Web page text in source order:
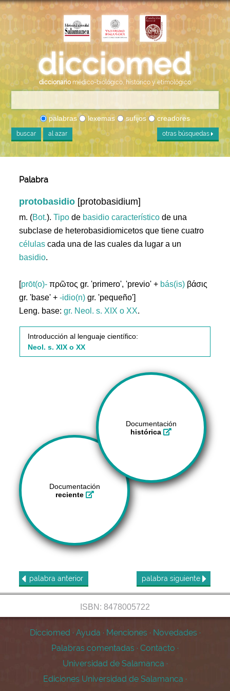
diccionario médico-biológico, histórico y etimológico
palabras lexemas sufijos creadores
buscar al azar otras búsquedas
Palabra
protobasidio [protobasidium]
m. (Bot.).Tipo de basidio característico de una
subclase de heterobasidiomicetos que tiene cuatro
células cada una de las cuales da lugar a un
basidio.
[prōt(o)- πρῶτος gr. 'primero', 'previo' + bás(is) βάσις
gr. 'base' +-idio(n) gr. 'pequeño']
Leng. base:gr. Neol. s. XIX o XX.
Introducción al lenguaje científico:
Neol. s. XIX o XX
Documentación
histórica
Documentación
reciente
palabra anterior palabra siguiente
ISBN: 8478005722
Dicciomed · Ayuda · Menciones · Novedades ·
Palabras comentadas · Contacto ·
Universidad de Salamanca ·
Ediciones Universidad de Salamanca ·